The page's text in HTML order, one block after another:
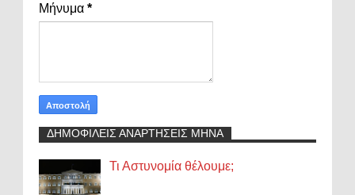
Μήνυμα *
ΔΗΜΟΦΙΛΕΙΣ ΑΝΑΡΤΗΣΕΙΣ ΜΗΝΑ
Τι Αστυνομία θέλουμε;